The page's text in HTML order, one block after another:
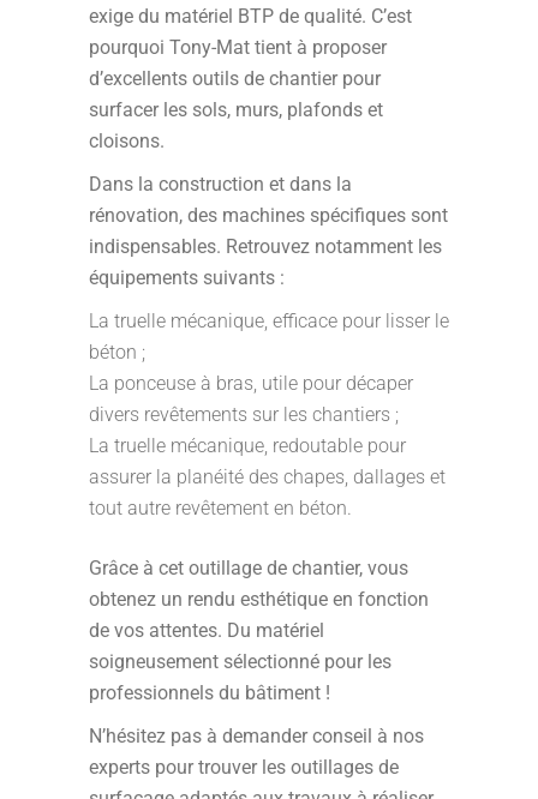
exige du matériel BTP de qualité. C’est
pourquoi Tony-Mat tient à proposer
d’excellents outils de chantier pour
surfacer les sols, murs, plafonds et
cloisons.
Dans la construction et dans la
rénovation, des machines spécifiques sont
indispensables. Retrouvez notamment les
équipements suivants :
La truelle mécanique, efficace pour lisser le
béton ;
La ponceuse à bras, utile pour décaper
divers revêtements sur les chantiers ;
La truelle mécanique, redoutable pour
assurer la planéité des chapes, dallages et
tout autre revêtement en béton.
Grâce à cet outillage de chantier, vous
obtenez un rendu esthétique en fonction
de vos attentes. Du matériel
soigneusement sélectionné pour les
professionnels du bâtiment !
N’hésitez pas à demander conseil à nos
experts pour trouver les outillages de